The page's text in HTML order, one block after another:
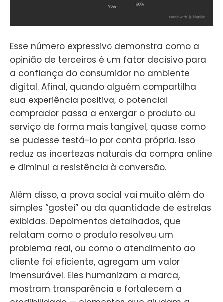
Esse número expressivo demonstra como a
opinião de terceiros é um fator decisivo para
a confiança do consumidor no ambiente
digital. Afinal, quando alguém compartilha
sua experiência positiva, o potencial
comprador passa a enxergar o produto ou
serviço de forma mais tangível, quase como
se pudesse testá-lo por conta própria. Isso
reduz as incertezas naturais da compra online
e diminui a resistência à conversão.
Além disso, a prova social vai muito além do
simples “gostei” ou da quantidade de estrelas
exibidas. Depoimentos detalhados, que
relatam como o produto resolveu um
problema real, ou como o atendimento ao
cliente foi eficiente, agregam um valor
imensurável. Eles humanizam a marca,
mostram transparência e fortalecem a